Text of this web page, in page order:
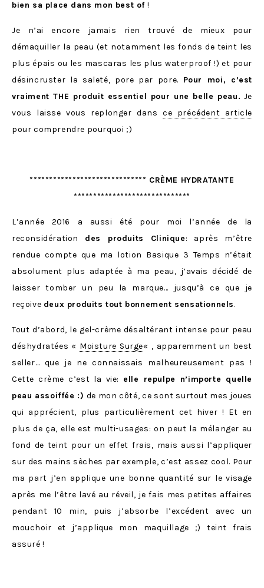
bien sa place dans mon best of !
Je n’ai encore jamais rien trouvé de mieux pour
démaquiller la peau (et notamment les fonds de teint les
plus épais ou les mascaras les plus waterproof !) et pour
désincruster la saleté, pore par pore. Pour moi, c’est
vraiment THE produit essentiel pour une belle peau. Je
vous laisse vous replonger dansce précédent article
pour comprendre pourquoi ;)
****************************** CRÈME HYDRATANTE
******************************
L’année 2016 a aussi été pour moi l’année de la
reconsidération des produits Clinique: après m’être
rendue compte que ma lotion Basique 3 Temps n’était
absolument plus adaptée à ma peau, j’avais décidé de
laisser tomber un peu la marque… jusqu’à ce que je
reçoive deux produits tout bonnement sensationnels.
Tout d’abord, le gel-crème désaltérant intense pour peau
déshydratées « Moisture Surge« , apparemment un best
seller… que je ne connaissais malheureusement pas !
Cette crème c’est la vie: elle repulpe n’importe quelle
peau assoiffée :) de mon côté, ce sont surtout mes joues
qui apprécient, plus particulièrement cet hiver ! Et en
plus de ça, elle est multi-usages: on peut la mélanger au
fond de teint pour un effet frais, mais aussi l’appliquer
sur des mains sèches par exemple, c’est assez cool. Pour
ma part j’en applique une bonne quantité sur le visage
après me l’être lavé au réveil, je fais mes petites affaires
pendant 10 min, puis j’absorbe l’excédent avec un
mouchoir et j’applique mon maquillage ;) teint frais
assuré !